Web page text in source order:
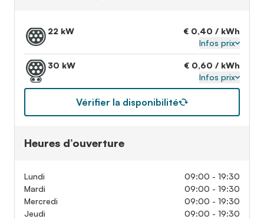
22 kW
€ 0,40 / kWh
Infos prix
30 kW
€ 0,60 / kWh
Infos prix
Vérifier la disponibilité
Heures d’ouverture
Lundi
09:00 - 19:30
Mardi
09:00 - 19:30
Mercredi
09:00 - 19:30
Jeudi
09:00 - 19:30